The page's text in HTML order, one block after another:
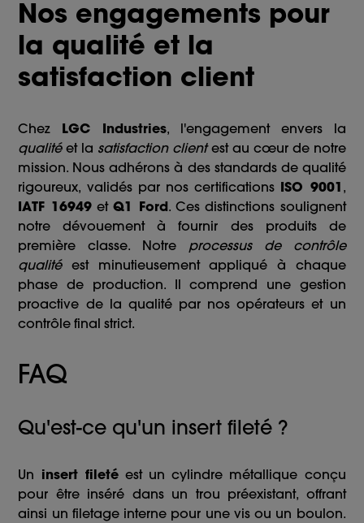
Nos engagements pour
la qualité et la
satisfaction client
Chez LGC Industries, l'engagement envers la
qualitéet la satisfaction clientest au cœur de notre
mission. Nous adhérons à des standards de qualité
rigoureux, validés par nos certifications ISO 9001 ,
IATF 16949etQ1 Ford. Ces distinctions soulignent
notre dévouement à fournir des produits de
première classe. Notre processus de contrôle
qualitéest minutieusement appliqué à chaque
phase de production. Il comprend une gestion
proactive de la qualité par nos opérateurs et un
contrôle final strict.
FAQ
Qu'est-ce qu'un insert fileté ?
Un insert filetéest un cylindre métallique conçu
pour être inséré dans un trou préexistant, offrant
ainsi un filetage interne pour une vis ou un boulon.